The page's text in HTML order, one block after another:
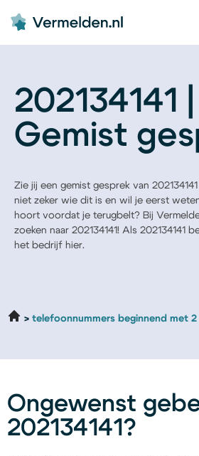
202134141 |
Gemist
Zie jij een gemist gesprek van
niet zeker wie dit is en wil je eerst
hoort voordat je terugbelt? Bij
zoeken naar 202134141! Als 202134141
het bedrijf hier.
telefoonnummers beginnend met 2
Ongewenst
202134141?